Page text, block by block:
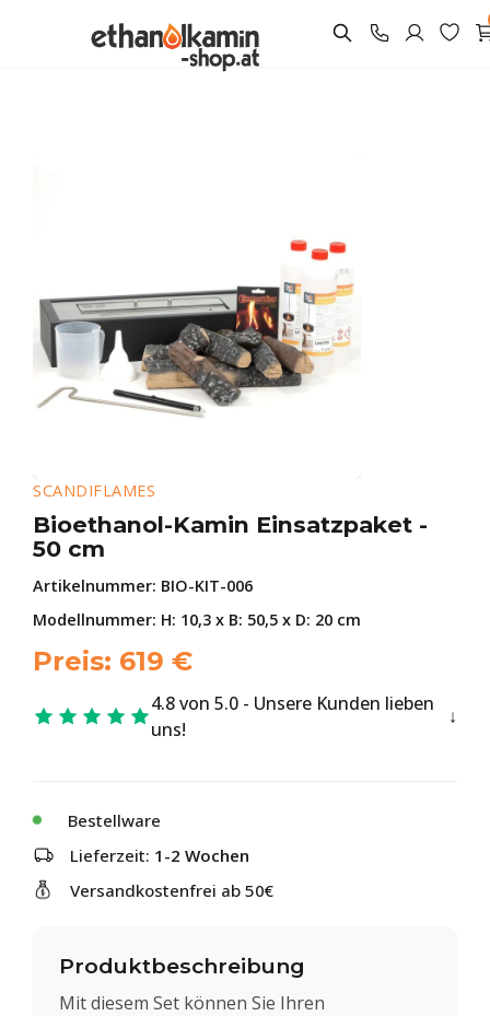
SCANDIFLAMES
Bioethanol-Kamin Einsatzpaket -
50 cm
Artikelnummer: BIO-KIT-006
Modellnummer: H: 10,3 x B: 50,5 x D: 20 cm
Preis: 619 €
4.8 von 5.0 - Unsere Kunden lieben
uns!
Bestellware
Lieferzeit: 1-2 Wochen
Versandkostenfrei ab 50€
Produktbeschreibung
Mit diesem Set können Sie Ihren